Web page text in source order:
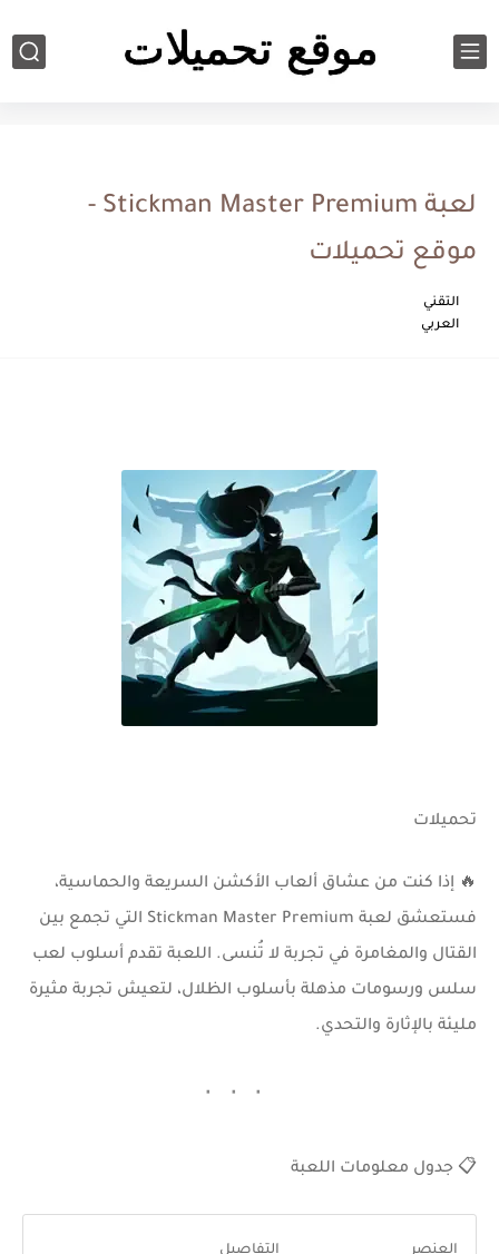
لعبة Stickman Master Premium -
موقع تحميلات
التقني
العربي
تحميلات
🔥 إذا كنت من عشاق ألعاب الأكشن السريعة والحماسية،
فستعشق لعبة Stickman Master Premium التي تجمع بين
القتال والمغامرة في تجربة لا تُنسى. اللعبة تقدم أسلوب لعب
سلس ورسومات مذهلة بأسلوب الظلال، لتعيش تجربة مثيرة
مليئة بالإثارة والتحدي.
📋 جدول معلومات اللعبة
العنصر التفاصيل